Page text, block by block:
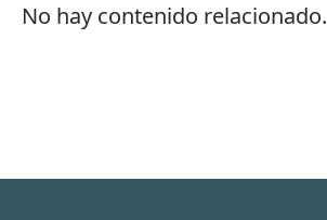
No hay contenido relacionado.